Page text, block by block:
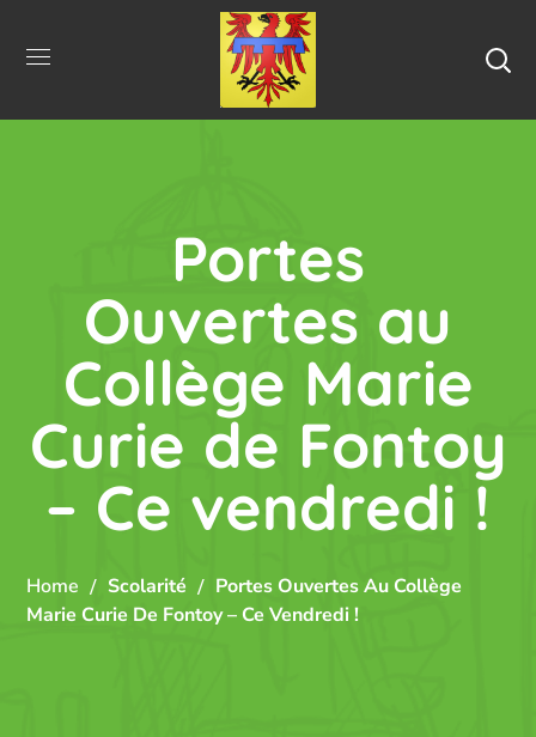
Portes
Ouvertes au
Collège Marie
Curie de Fontoy
– Ce vendredi !
Home Scolarité
Portes Ouvertes Au Collège
Marie Curie De Fontoy – Ce Vendredi !